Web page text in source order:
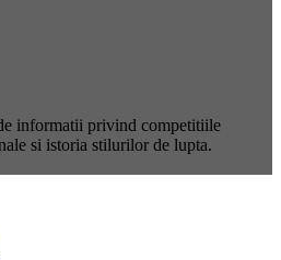
informatii privind competitiile
si istoria stilurilor de lupta.